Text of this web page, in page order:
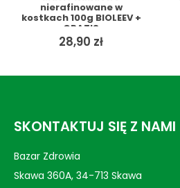
nierafinowany 30ml
NAT-ULA GRATIS
44,90zł
SKONTAKTUJ SIĘ Z NAMI
Bazar Zdrowia
Skawa 360A, 34-713 Skawa